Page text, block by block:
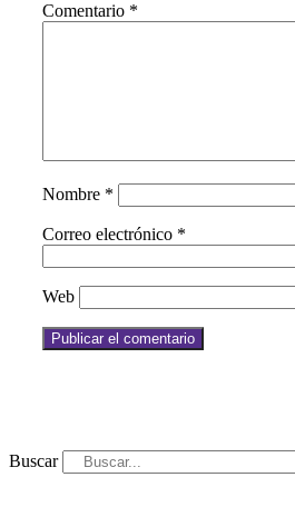
Comentario *
Nombre *
Correo electrónico *
Web
Buscar